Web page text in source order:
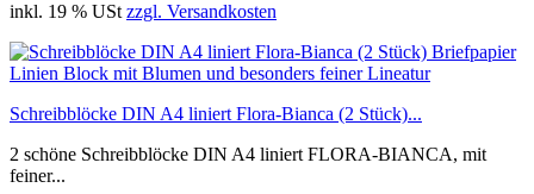
inkl. 19 % USt zzgl. Versandkosten
Schreibblöcke DIN A4 liniert Flora-Bianca (2 Stück)...
2 schöne Schreibblöcke DIN A4 liniert FLORA-BIANCA, mit
feiner...